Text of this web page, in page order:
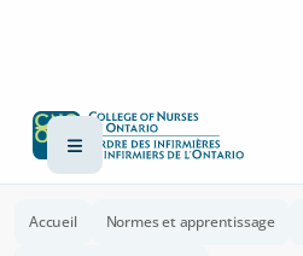
Accueil Normes et apprentissage